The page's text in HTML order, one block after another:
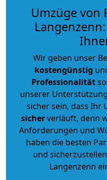
Umzüge von
Wir geben unser
kostengünstig
Professionalität
unserer
sicher sein, dass Ihr
sicherverläuft, denn
Anforderungen und
haben die besten
und
Langenzenn